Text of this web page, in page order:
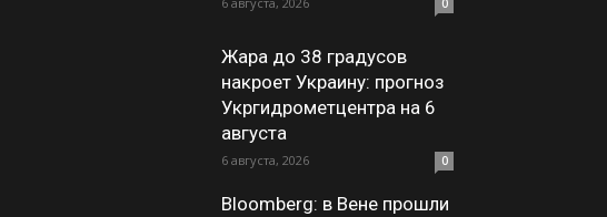
0
Жара до 38 градусов
накроет Украину: прогноз
Укргидрометцентра на 6
августа
6 августа, 2026 0
Bloomberg: в Вене прошли